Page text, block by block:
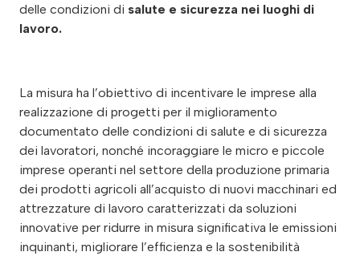
delle condizioni di salute e sicurezza nei luoghi di
lavoro.
La misura ha l’obiettivo di incentivare le imprese alla
realizzazione di progetti per il miglioramento
documentato delle condizioni di salute e di sicurezza
dei lavoratori, nonché incoraggiare le micro e piccole
imprese operanti nel settore della produzione primaria
dei prodotti agricoli all’acquisto di nuovi macchinari ed
attrezzature di lavoro caratterizzati da soluzioni
innovative per ridurre in misura significativa le emissioni
inquinanti, migliorare l’efficienza e la sostenibilità